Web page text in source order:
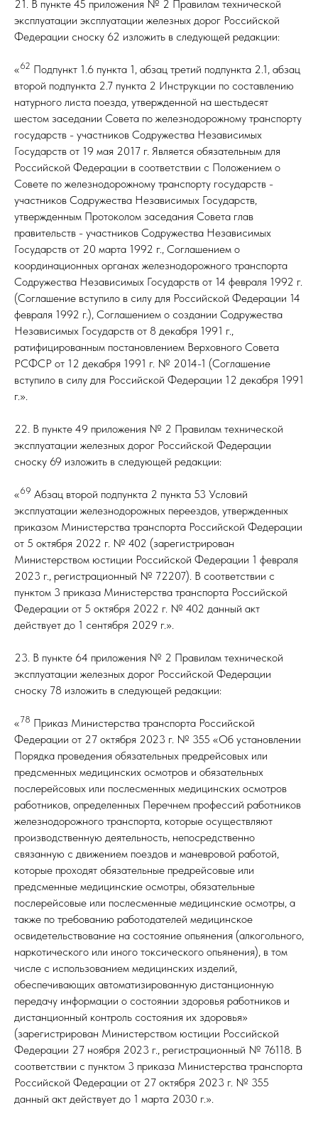
21. В пункте 45 приложения № 2 Правилам технической
эксплуатации эксплуатации железных дорог Российской
Федерации сноску 62 изложить в следующей редакции:
«62 Подпункт 1.6 пункта 1, абзац третий подпункта 2.1, абзац
второй подпункта 2.7 пункта 2 Инструкции по составлению
натурного листа поезда, утвержденной на шестьдесят
шестом заседании Совета по железнодорожному транспорту
государств - участников Содружества Независимых
Государств от 19 мая 2017 г. Является обязательным для
Российской Федерации в соответствии с Положением о
Совете по железнодорожному транспорту государств -
участников Содружества Независимых Государств,
утвержденным Протоколом заседания Совета глав
правительств - участников Содружества Независимых
Государств от 20 марта 1992 г., Соглашением о
координационных органах железнодорожного транспорта
Содружества Независимых Государств от 14 февраля 1992 г.
(Соглашение вступило в силу для Российской Федерации 14
февраля 1992 г.), Соглашением о создании Содружества
Независимых Государств от 8 декабря 1991 г.,
ратифицированным постановлением Верховного Совета
РСФСР от 12 декабря 1991 г. № 2014-1 (Соглашение
вступило в силу для Российской Федерации 12 декабря 1991
г.».
22. В пункте 49 приложения № 2 Правилам технической
эксплуатации железных дорог Российской Федерации
сноску 69 изложить в следующей редакции:
«69 Абзац второй подпункта 2 пункта 53 Условий
эксплуатации железнодорожных переездов, утвержденных
приказом Министерства транспорта Российской Федерации
от 5 октября 2022 г. № 402 (зарегистрирован
Министерством юстиции Российской Федерации 1 февраля
2023 г., регистрационный № 72207). В соответствии с
пунктом 3 приказа Министерства транспорта Российской
Федерации от 5 октября 2022 г. № 402 данный акт
действует до 1 сентября 2029 г.».
23. В пункте 64 приложения № 2 Правилам технической
эксплуатации железных дорог Российской Федерации
сноску 78 изложить в следующей редакции:
«78 Приказ Министерства транспорта Российской
Федерации от 27 октября 2023 г. № 355 «Об установлении
Порядка проведения обязательных предрейсовых или
предсменных медицинских осмотров и обязательных
послерейсовых или послесменных медицинских осмотров
работников, определенных Перечнем профессий работников
железнодорожного транспорта, которые осуществляют
производственную деятельность, непосредственно
связанную с движением поездов и маневровой работой,
которые проходят обязательные предрейсовые или
предсменные медицинские осмотры, обязательные
послерейсовые или послесменные медицинские осмотры, а
также по требованию работодателей медицинское
освидетельствование на состояние опьянения (алкогольного,
наркотического или иного токсического опьянения), в том
числе с использованием медицинских изделий,
обеспечивающих автоматизированную дистанционную
передачу информации о состоянии здоровья работников и
дистанционный контроль состояния их здоровья»
(зарегистрирован Министерством юстиции Российской
Федерации 27 ноября 2023 г., регистрационный № 76118. В
соответствии с пунктом 3 приказа Министерства транспорта
Российской Федерации от 27 октября 2023 г. № 355
данный акт действует до 1 марта 2030 г.».